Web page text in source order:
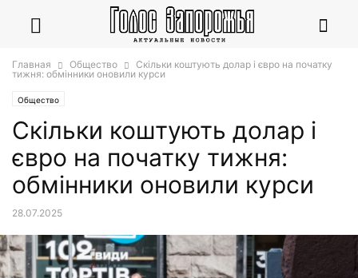
Главная Общество
Скільки коштують долар і євро на початку
тижня: обмінники оновили курси
Общество
Скільки коштують долар і
євро на початку тижня:
обмінники оновили курси
28.07.2025